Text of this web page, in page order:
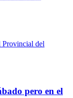
pero en el